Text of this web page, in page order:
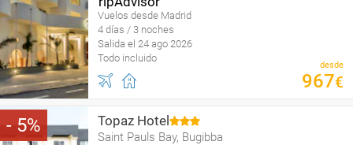
Vuelos desde Madrid
4 días / 3 noches
Salida el 24 ago 2026
Todo incluido
desde
967€
5 Topaz Hotel
Saint Pauls Bay, Bugibba